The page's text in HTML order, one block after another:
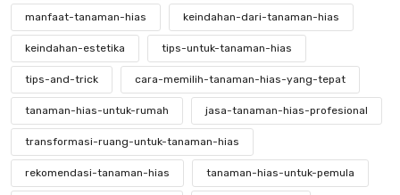
manfaat-tanaman-hias keindahan-dari-tanaman-hias
keindahan-estetika tips-untuk-tanaman-hias
tips-and-trick cara-memilih-tanaman-hias-yang-tepat
tanaman-hias-untuk-rumah jasa-tanaman-hias-profesional
transformasi-ruang-untuk-tanaman-hias
rekomendasi-tanaman-hias tanaman-hias-untuk-pemula